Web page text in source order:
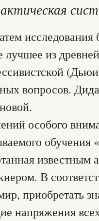
лучшее из
вопросов.
особого
обучения
В
приобретать
напряжения